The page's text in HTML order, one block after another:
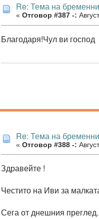
Re: Тема на
« Отговор #387 -:
Благодаря!Чул ви господ
Re: Тема на
« Отговор #388 -:
Здравейте !
Честито на Иви за
Сега от днешния